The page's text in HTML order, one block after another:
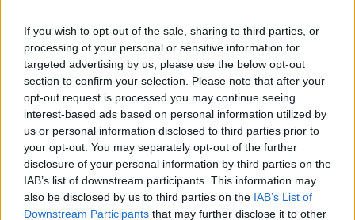
If you wish to opt-out of the sale, sharing to third parties, or
processing of your personal or sensitive information for
targeted advertising by us, please use the below opt-out
section to confirm your selection. Please note that after your
opt-out request is processed you may continue seeing
interest-based ads based on personal information utilized by
us or personal information disclosed to third parties prior to
your opt-out. You may separately opt-out of the further
disclosure of your personal information by third parties on the
IAB’s list of downstream participants. This information may
also be disclosed by us to third parties on the IAB’s List of
Downstream Participants that may further disclose it to other
sikt leder till rosthål - inte åtgärdas med motiveringen att
genomrostning inte skett. Och om kunden låter bli att
åtgärda kan denne i stället få besked om att underhållet
inte varit gott nog för att garantin ska gälla.
Nej, VW och bilbranschen som helhet - skärp er och
åtgärda rostskadorna, om det ska finnas någon som helst
trovärdighet bakom era rostskyddsgarantier!
Boo Wennerberg, Vi Bilägare